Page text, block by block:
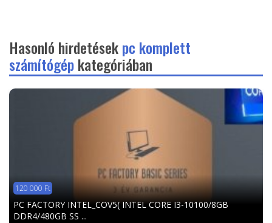
Hasonló hirdetésekpc komplett
számítógépkategóriában
120 000 Ft
PC FACTORY INTEL_COV5( INTEL CORE I3-10100/8GB
DDR4/480GB SS ...